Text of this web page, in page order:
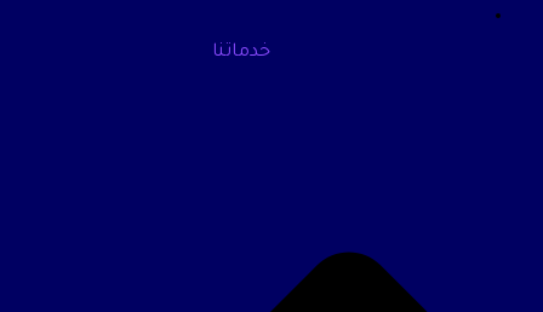
خدماتنا